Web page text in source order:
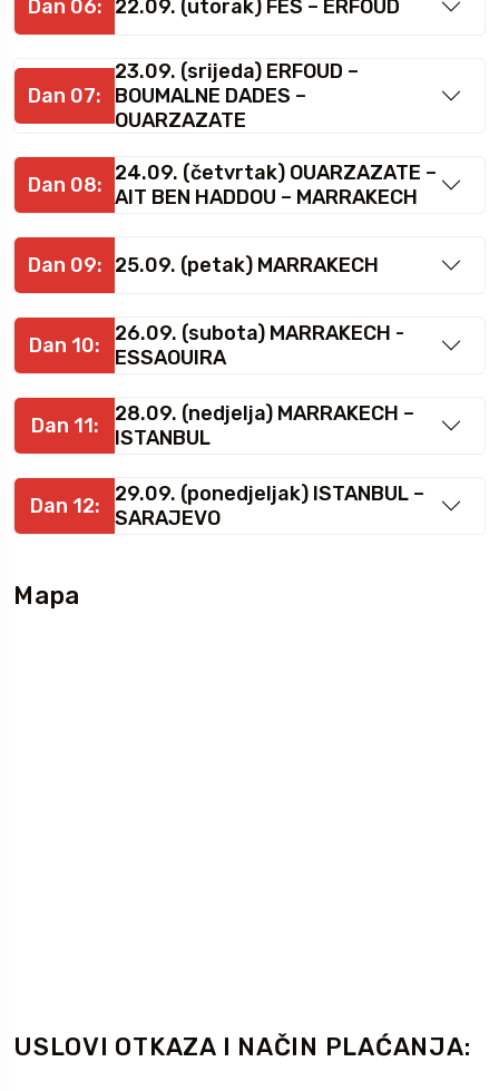
Dan 06: 22.09. (utorak) FES – ERFOUD
Dan 07:
23.09. (srijeda) ERFOUD –
BOUMALNE DADES –
OUARZAZATE
Dan 08: 24.09. (četvrtak) OUARZAZATE –
AIT BEN HADDOU – MARRAKECH
Dan 09: 25.09. (petak) MARRAKECH
Dan 10:
26.09. (subota) MARRAKECH -
ESSAOUIRA
Dan 11:
28.09. (nedjelja) MARRAKECH –
ISTANBUL
Dan 12:
29.09. (ponedjeljak) ISTANBUL –
SARAJEVO
Mapa
USLOVI OTKAZA I NAČIN PLAĆANJA: